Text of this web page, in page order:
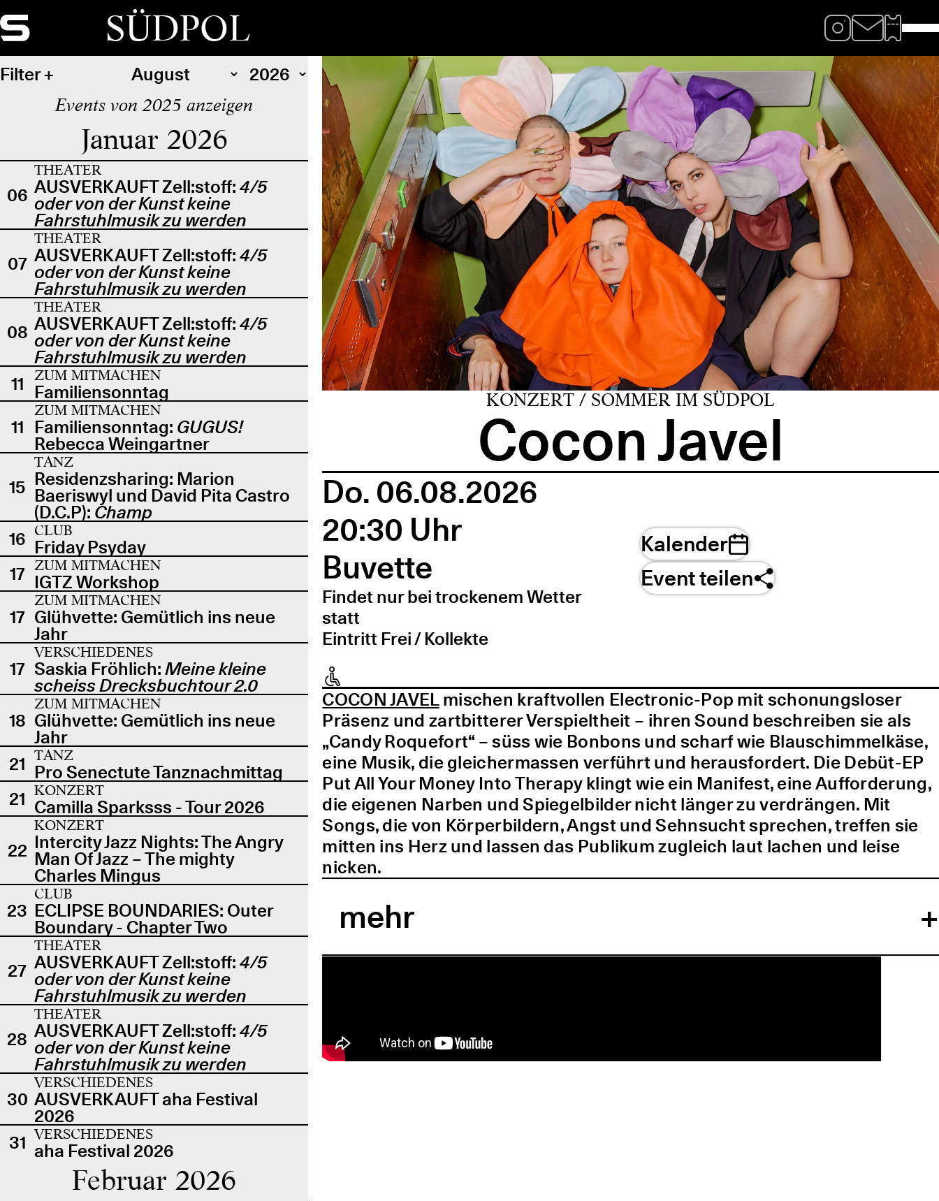
SÜDPOL
Filter
Events von 2025 anzeigen
Januar 2026
06
THEATER
AUSVERKAUFT Zell:stoff: 4/5
oder von der Kunst keine
Fahrstuhlmusik zu werden
07
THEATER
AUSVERKAUFT Zell:stoff: 4/5
oder von der Kunst keine
Fahrstuhlmusik zu werden
08
THEATER
AUSVERKAUFT Zell:stoff: 4/5
oder von der Kunst keine
Fahrstuhlmusik zu werden
11
ZUM MITMACHEN
Familiensonntag
11
ZUM MITMACHEN
Familiensonntag: GUGUS!
Rebecca Weingartner
15
TANZ
Residenzsharing: Marion
Baeriswyl und David Pita Castro
(D.C.P): Champ
16 CLUB
Friday Psyday
17 ZUM MITMACHEN
IGTZ Workshop
17
ZUM MITMACHEN
Glühvette: Gemütlich ins neue
Jahr
17
VERSCHIEDENES
Saskia Fröhlich: Meine kleine
scheiss Drecksbuchtour 2.0
18
ZUM MITMACHEN
Glühvette: Gemütlich ins neue
Jahr
21 TANZ
Pro Senectute Tanznachmittag
21 KONZERT
Camilla Sparksss - Tour 2026
22
KONZERT
Intercity Jazz Nights: The Angry
Man Of Jazz – The mighty
Charles Mingus
23
CLUB
ECLIPSE BOUNDARIES: Outer
Boundary - Chapter Two
27
THEATER
AUSVERKAUFT Zell:stoff: 4/5
oder von der Kunst keine
Fahrstuhlmusik zu werden
28
THEATER
AUSVERKAUFT Zell:stoff: 4/5
oder von der Kunst keine
Fahrstuhlmusik zu werden
30
VERSCHIEDENES
AUSVERKAUFT aha Festival
2026
31 VERSCHIEDENES
aha Festival 2026
Februar 2026
KONZERT / SOMMER IM SÜDPOL
Cocon Javel
Do. 06.08.2026
20:30 Uhr
Buvette
Findet nur bei trockenem Wetter
statt
Eintritt Frei / Kollekte
Kalender
Event teilen
COCON JAVELmischen kraftvollen Electronic-Pop mit schonungsloser
Präsenz und zartbitterer Verspieltheit – ihren Sound beschreiben sie als
„Candy Roquefort“ – süss wie Bonbons und scharf wie Blauschimmelkäse,
eine Musik, die gleichermassen verführt und herausfordert. Die Debüt-EP
Put All Your Money Into Therapy klingt wie ein Manifest, eine Aufforderung,
die eigenen Narben und Spiegelbilder nicht länger zu verdrängen. Mit
Songs, die von Körperbildern, Angst und Sehnsucht sprechen, treffen sie
mitten ins Herz und lassen das Publikum zugleich laut lachen und leise
nicken.
mehr